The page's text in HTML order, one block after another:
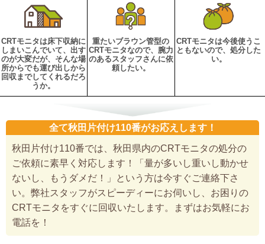
CRTモニタは床下収納に
しまいこんでいて、出す
のが大変だが、そんな場
所からでも運び出しから
回収までしてくれるだろ
うか。
重たいブラウン管型の
CRTモニタなので、腕力
のあるスタッフさんに依
頼したい。
CRTモニタは今後使うこ
ともないので、処分した
い。
全て秋田片付け110番がお応えします！
秋田片付け110番では、秋田県内のCRTモニタの処分の
ご依頼に素早く対応します！「量が多いし重いし動かせ
ないし、もうダメだ！」という方は今すぐご連絡下さ
い。弊社スタッフがスピーディーにお伺いし、お困りの
CRTモニタをすぐに回収いたします。まずはお気軽にお
電話を！